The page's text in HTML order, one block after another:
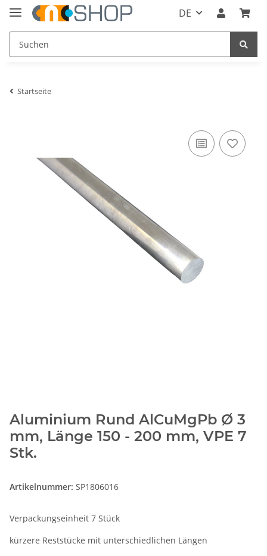
DE
Startseite
Aluminium Rund AlCuMgPb Ø 3
mm, Länge 150 - 200 mm, VPE 7
Stk.
Artikelnummer: SP1806016
Verpackungseinheit 7 Stück
kürzere Reststücke mit unterschiedlichen Längen